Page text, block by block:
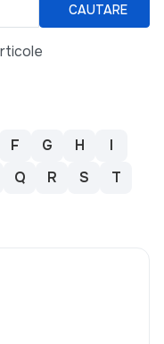
CAUTARE
F G H
I
Q R S
T